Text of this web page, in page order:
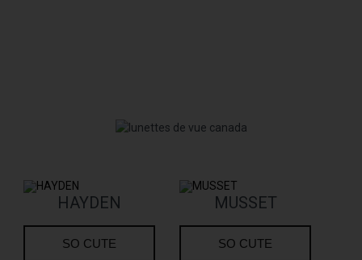
HAYDEN
SO CUTE
MUSSET
SO CUTE